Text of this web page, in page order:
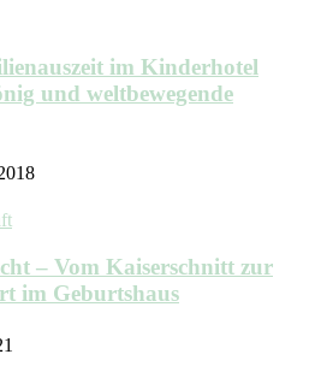
im Kinderhotel
und weltbewegende
– Vom Kaiserschnitt zur
im Geburtshaus